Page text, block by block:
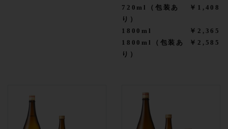
720ml（包装あ
り）
￥1,408
1800ml
￥2,365
1800ml（包装あ
り）
￥2,585